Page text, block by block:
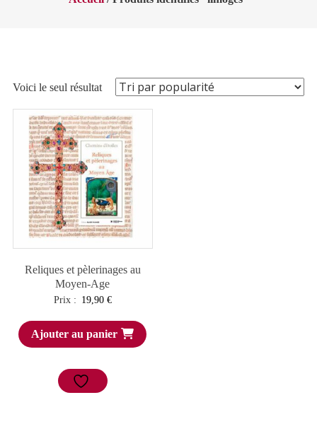
Voici le seul résultat
Reliques et pèlerinages au
Moyen-Age
Prix : 19,90 €
Ajouter au panier